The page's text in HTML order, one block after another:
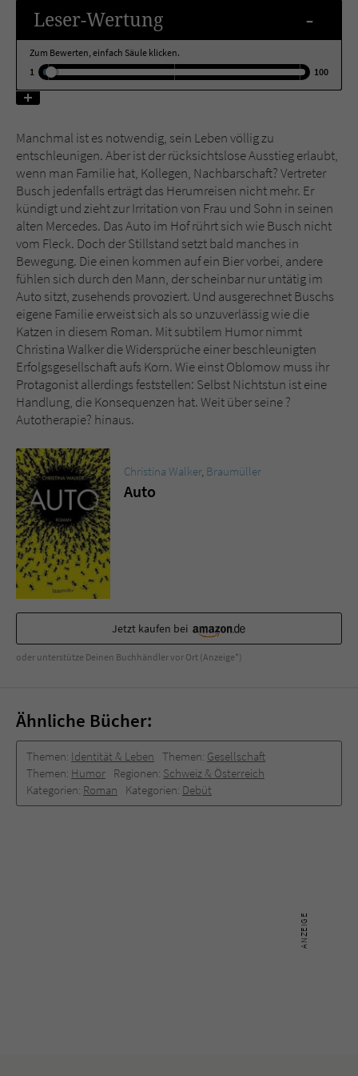
Leser-Wertung -
Zum Bewerten, einfach Säule klicken.
1
100
Manchmal ist es notwendig, sein Leben völlig zu
entschleunigen. Aber ist der rücksichtslose Ausstieg erlaubt,
wenn man Familie hat, Kollegen, Nachbarschaft? Vertreter
Busch jedenfalls erträgt das Herumreisen nicht mehr. Er
kündigt und zieht zur Irritation von Frau und Sohn in seinen
alten Mercedes. Das Auto im Hof rührt sich wie Busch nicht
vom Fleck. Doch der Stillstand setzt bald manches in
Bewegung. Die einen kommen auf ein Bier vorbei, andere
fühlen sich durch den Mann, der scheinbar nur untätig im
Auto sitzt, zusehends provoziert. Und ausgerechnet Buschs
eigene Familie erweist sich als so unzuverlässig wie die
Katzen in diesem Roman. Mit subtilem Humor nimmt
Christina Walker die Widersprüche einer beschleunigten
Erfolgsgesellschaft aufs Korn. Wie einst Oblomow muss ihr
Protagonist allerdings feststellen: Selbst Nichtstun ist eine
Handlung, die Konsequenzen hat. Weit über seine ?
Autotherapie? hinaus.
Christina Walker, Braumüller
Auto
Jetzt kaufen bei
oder unterstütze Deinen Buchhändler vor Ort (Anzeige*)
Ähnliche Bücher:
Themen: Identität & Leben Themen: Gesellschaft
Themen: Humor Regionen: Schweiz & Österreich
Kategorien: Roman Kategorien: Debüt
Name tx_pwcomments_ahash
Anbieter Literatur-Couch Medien GmbH & Co. KG
Zweck Cookie für Kommentare einzelner Buchtitel
Name fe_typo_user
Anbieter Literatur-Couch Medien GmbH & Co. KG
Laufzeit Session
Zweck
Dieses Cookie gewährleistet die
Kommunikation der Webseite mit dem
Benutzer. Es wird benötigt um z. B. den
Sicherheitscode des Kontaktformulars zu
überprüfen.